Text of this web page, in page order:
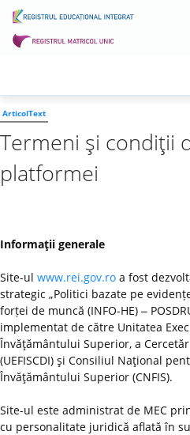
ArticolText
Termeni şi condiţii
platformei
Informaţii generale
Site-ul www.rei.gov.ro a fost
strategic „Politici bazate pe
forței de muncă (INFO-HE) ‒
implementat de către Unitatea
Învăţământului Superior, a
(UEFISCDI) şi Consiliul Naţional
Învăţământului Superior (CNFIS).
Site-ul este administrat de MEC
cu personalitate juridică aflată în